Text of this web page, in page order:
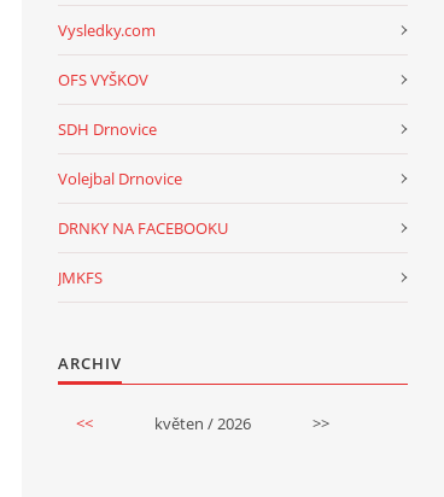
Vysledky.com
OFS VYŠKOV
SDH Drnovice
Volejbal Drnovice
DRNKY NA FACEBOOKU
JMKFS
ARCHIV
<< květen / 2026 >>